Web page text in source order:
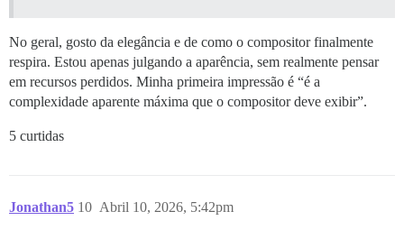
No geral, gosto da elegância e de como o compositor finalmente
respira. Estou apenas julgando a aparência, sem realmente pensar
em recursos perdidos. Minha primeira impressão é “é a
complexidade aparente máxima que o compositor deve exibir”.
5 curtidas
Jonathan5 Abril 10, 2026, 5:42pm
10